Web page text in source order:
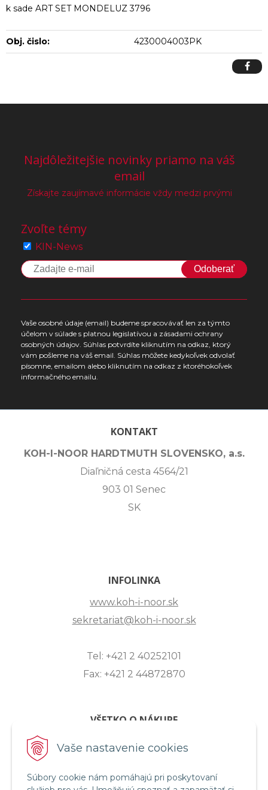
Vaše nastavenie cookies
Súbory cookie nám pomáhajú pri poskytovaní
k sade ART SET MONDELUZ 3796
Obj. čislo: 4230004003PK
Najdôležitejšie novinky priamo na váš
email
Získajte zaujímavé informácie vždy medzi prvými
Zvoľte témy
KIN-News
Odoberať
Vaše osobné údaje (email) budeme spracovávať len za týmto
účelom v súlade s platnou legislatívou a zásadami ochrany
osobných údajov. Súhlas potvrdíte kliknutím na odkaz, ktorý
vám pošleme na váš email. Súhlas môžete kedykoľvek odvolať
písomne, emailom alebo kliknutím na odkaz z ktoréhokoľvek
informačného emailu.
KONTAKT
KOH-I-NOOR HARDTMUTH SLOVENSKO, a.s.
Diaľničná cesta 4564/21
903 01 Senec
SK
INFOLINKA
www.koh-i-noor.sk
sekretariat@koh-i-noor.sk
Tel: +421 2 40252101
Fax: +421 2 44872870
VŠETKO O NÁKUPE
ZASLANIE OTÁZKY
OBCHODNÉ PODMIENKY